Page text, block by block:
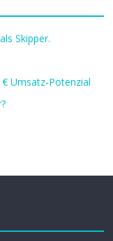
Skipper.
Umsatz-Potenzial